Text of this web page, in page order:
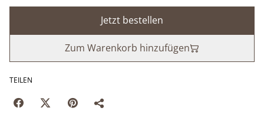
Jetzt bestellen
Zum Warenkorb hinzufügen
TEILEN